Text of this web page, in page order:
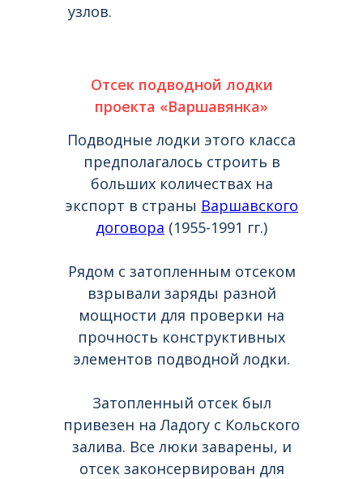
узлов.
Подводные лодки этого класса
предполагалось строить в
больших количествах на
экспорт в страны Варшавского
договора (1955-1991 гг.)
Рядом с затопленным отсеком
взрывали заряды разной
мощности для проверки на
прочность конструктивных
элементов подводной лодки.
Затопленный отсек был
привезен на Ладогу с Кольского
залива. Все люки заварены, и
отсек законсервирован для
Отсек подводной лодки
проекта «Варшавянка»